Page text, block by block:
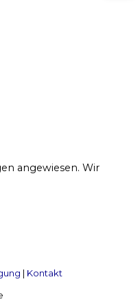
angewiesen. Wir
| Kontakt